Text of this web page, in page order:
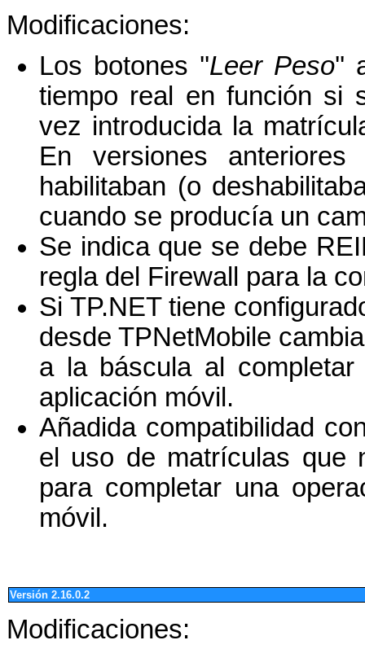
Modificaciones:
Los botones ''Leer Peso''
tiempo real en función si
vez introducida la
En versiones
habilitaban (o
cuando se producía un
Se indica que se debe
regla del Firewall para la
Si TP.NET tiene
desde TPNetMobile
a la báscula al
aplicación móvil.
Añadida compatibilidad
el uso de matrículas que
para completar una
móvil.
Versión 2.16.0.2
Modificaciones: